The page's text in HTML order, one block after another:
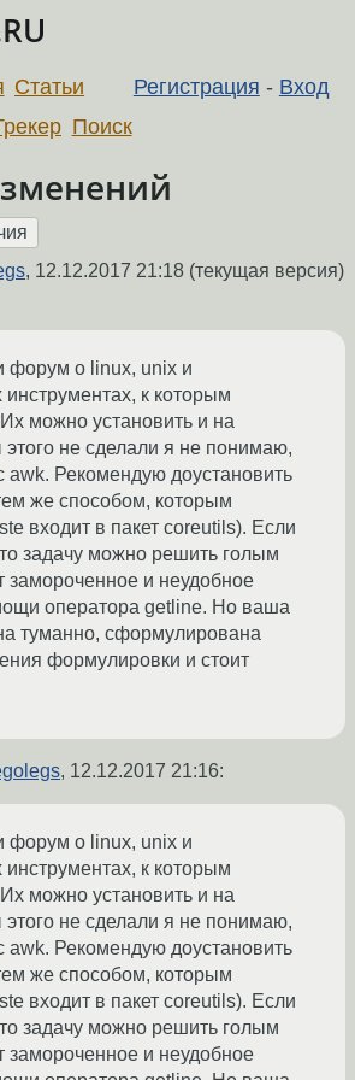
Регистрация - Вход
Статьи
Поиск
, 12.12.2017 21:18 (текущая версия)
форум о linux, unix и
к которым
можно установить и на
не сделали я не понимаю,
awk. Рекомендую доустановить
же способом, которым
входит в пакет coreutils). Если
задачу можно решить голым
замороченное и неудобное
оператора getline. Но ваша
туманно, сформулирована
формулировки и стоит
, 12.12.2017 21:16:
форум о linux, unix и
к которым
можно установить и на
не сделали я не понимаю,
awk. Рекомендую доустановить
же способом, которым
входит в пакет coreutils). Если
задачу можно решить голым
замороченное и неудобное